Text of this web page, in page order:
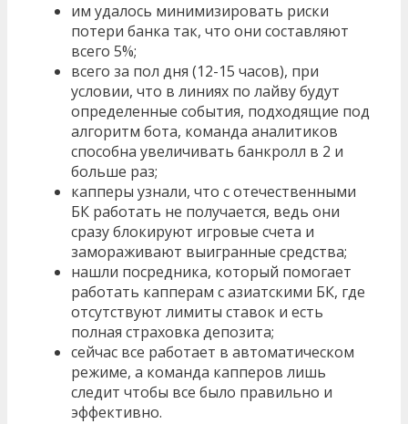
им удалось минимизировать риски
потери банка так, что они составляют
всего 5%;
всего за пол дня (12-15 часов), при
условии, что в линиях по лайву будут
определенные события, подходящие под
алгоритм бота, команда аналитиков
способна увеличивать банкролл в 2 и
больше раз;
капперы узнали, что с отечественными
БК работать не получается, ведь они
сразу блокируют игровые счета и
замораживают выигранные средства;
нашли посредника, который помогает
работать капперам с азиатскими БК, где
отсутствуют лимиты ставок и есть
полная страховка депозита;
сейчас все работает в автоматическом
режиме, а команда капперов лишь
следит чтобы все было правильно и
эффективно.